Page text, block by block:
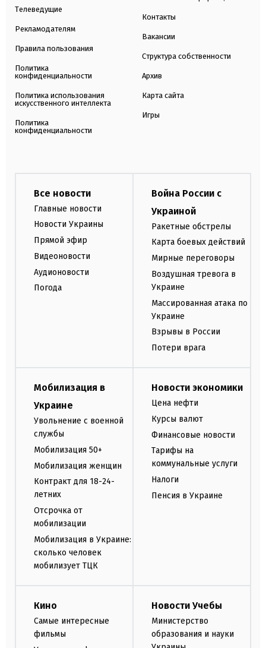
Телеведущие
Рекламодателям
Правила пользования
Политика
конфиденциальности
Политика использования
искусственного интеллекта
Политика
конфиденциальности
Контакты
Вакансии
Структура собственности
Архив
Карта сайта
Игры
Все новости
Главные новости
Новости Украины
Прямой эфир
Видеоновости
Аудионовости
Погода
Война России с
Украиной
Ракетные обстрелы
Карта боевых действий
Мирные переговоры
Воздушная тревога в
Украине
Массированная атака по
Украине
Взрывы в России
Потери врага
Мобилизация в
Украине
Увольнение с военной
службы
Мобилизация 50+
Мобилизация женщин
Контракт для 18-24-
летних
Отсрочка от
мобилизации
Мобилизация в Украине:
сколько человек
мобилизует ТЦК
Новости экономики
Цена нефти
Курсы валют
Финансовые новости
Тарифы на
коммунальные услуги
Налоги
Пенсия в Украине
Кино
Самые интересные
фильмы
Новости Учебы
Министерство
образования и науки